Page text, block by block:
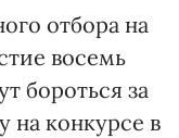
отбора на
восемь
бороться за
на конкурсе в